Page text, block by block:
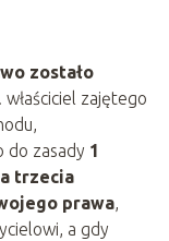
zostało
właściciel zajętego
do zasady 1
trzecia
prawa,
a gdy